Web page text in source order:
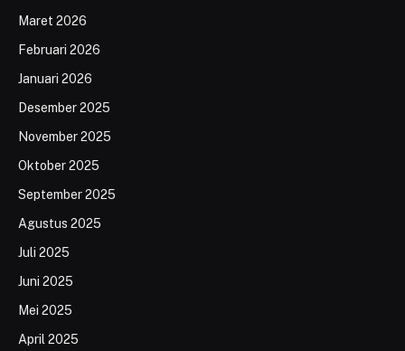
Maret 2026
Februari 2026
Januari 2026
Desember 2025
November 2025
Oktober 2025
September 2025
Agustus 2025
Juli 2025
Juni 2025
Mei 2025
April 2025